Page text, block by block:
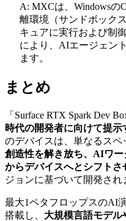
A: MXCは、Windowsの
離環境（サンドボック
キュアに実行および制
により、AIエージェン
ます。
まとめ
「Surface RTX Spark Dev
時代の開発者に向けて提示
のデバイスは、単なるスペ
創造性を解き放ち、AIワ
からデバイスへとシフトさ
ジョンに基づいて開発され
最大1ペタフロップスのAI
搭載し、 大規模言語モデ